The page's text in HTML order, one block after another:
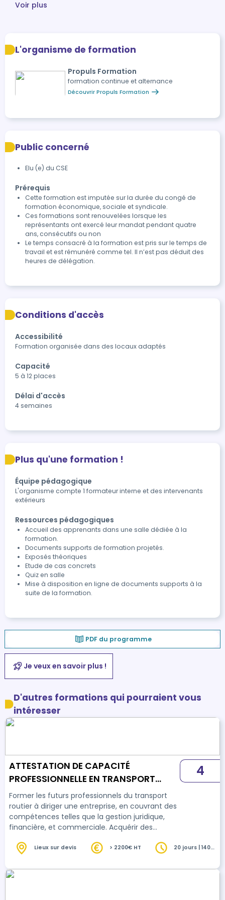
Voir plus
L'organisme de formation
Propuls Formation
formation continue et alternance
Découvrir Propuls Formation
Public concerné
Elu (e) du CSE
Prérequis
Cette formation est imputée sur la durée du congé de
formation économique, sociale et syndicale.
Ces formations sont renouvelées lorsque les
représentants ont exercé leur mandat pendant quatre
ans, consécutifs ou non
Le temps consacré à la formation est pris sur le temps de
travail et est rémunéré comme tel. Il n’est pas déduit des
heures de délégation.
Conditions d'accès
Accessibilité
Formation organisée dans des locaux adaptés
Capacité
5 à 12 places
Délai d'accès
4 semaines
Plus qu'une formation !
Équipe pédagogique
L'organisme compte 1 formateur interne et des intervenants
extérieurs
Ressources pédagogiques
Accueil des apprenants dans une salle dédiée à la
formation.
Documents supports de formation projetés.
Exposés théoriques
Etude de cas concrets
Quiz en salle
Mise à disposition en ligne de documents supports à la
suite de la formation.
PDF du programme
Je veux en savoir plus !
D'autres formations qui pourraient vous
intéresser
ATTESTATION DE CAPACITÉ
PROFESSIONNELLE EN TRANSPORT
ROUTIER DE MARCHANDISES (+3,5T) -
2025 - (4 SEMAINES)
Former les futurs professionnels du transport
routier à diriger une entreprise, en couvrant des
compétences telles que la gestion juridique,
financière, et commerciale. Acquérir des
réglementation du transport de marchandises,
la sécurité des conducteurs
4
Lieux sur devis > 2200€ HT
20 jours | 140